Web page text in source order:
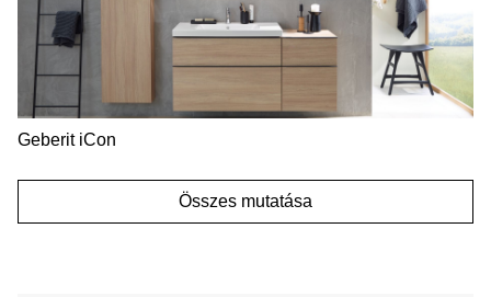
Geberit iCon
Összes mutatása